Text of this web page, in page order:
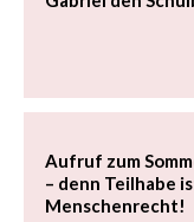
Aufruf zum
– denn Teilhabe
Menschenrecht!